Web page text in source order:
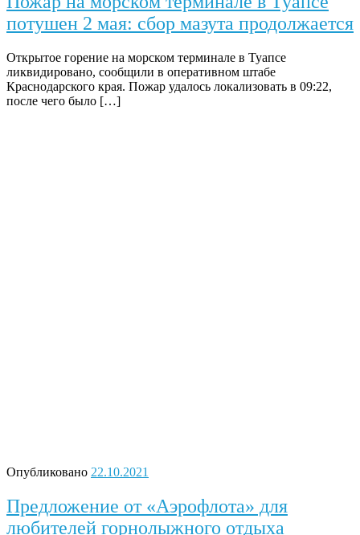
потушен 2 мая: сбор мазута продолжается
Открытое горение на морском терминале в Туапсе
ликвидировано, сообщили в оперативном штабе
Краснодарского края. Пожар удалось локализовать в 09:22,
после чего было […]
Опубликовано 22.10.2021
Предложение от «Аэрофлота» для
любителей горнолыжного отдыха